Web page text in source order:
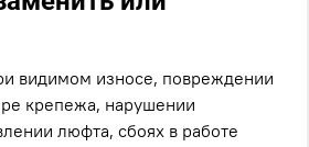
видимом износе, повреждении
крепежа, нарушении
люфта, сбоях в работе